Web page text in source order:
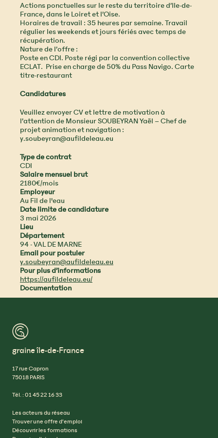
Actions ponctuelles sur le reste du territoire d’Ile-de-
France, dans le Loiret et l’Oise.
Horaires de travail : 35 heures par semaine. Travail
régulier les weekends et jours fériés avec temps de
récupération.
Nature de l’offre :
Poste en CDI. Poste régi par la convention collective
ECLAT. Prise en charge de 50% du Pass Navigo. Carte
titre-restaurant
Candidatures
Veuillez envoyer CV et lettre de motivation à
l’attention de Monsieur SOUBEYRAN Yaël – Chef de
projet animation et navigation :
y.soubeyran@aufildeleau.eu
Type de contrat
CDI
Salaire mensuel brut
2180€/mois
Employeur
Au Fil de l'eau
Date limite de candidature
3 mai 2026
Lieu
Département
94 - VAL DE MARNE
Email pour postuler
y.soubeyran@aufildeleau.eu
Pour plus d’informations
https://aufildeleau.eu/
Documentation
™
graine île-de-France
17 rue Capron
75018 PARIS
Tél. : 01 45 22 16 33
Les acteurs du réseau
Trouver une offre d’emploi
Découvrir les formations